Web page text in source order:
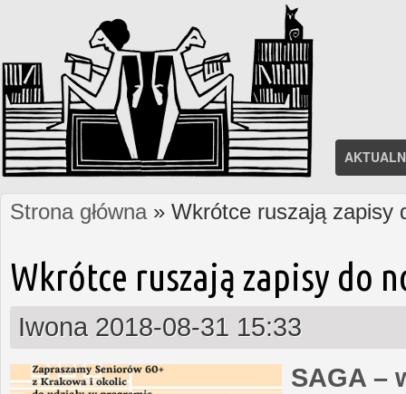
Jesteś tutaj
Strona główna» Wkrótce ruszają zapisy
Wkrótce ruszają zapisy do
Iwona 2018-08-31 15:33
SAGA –